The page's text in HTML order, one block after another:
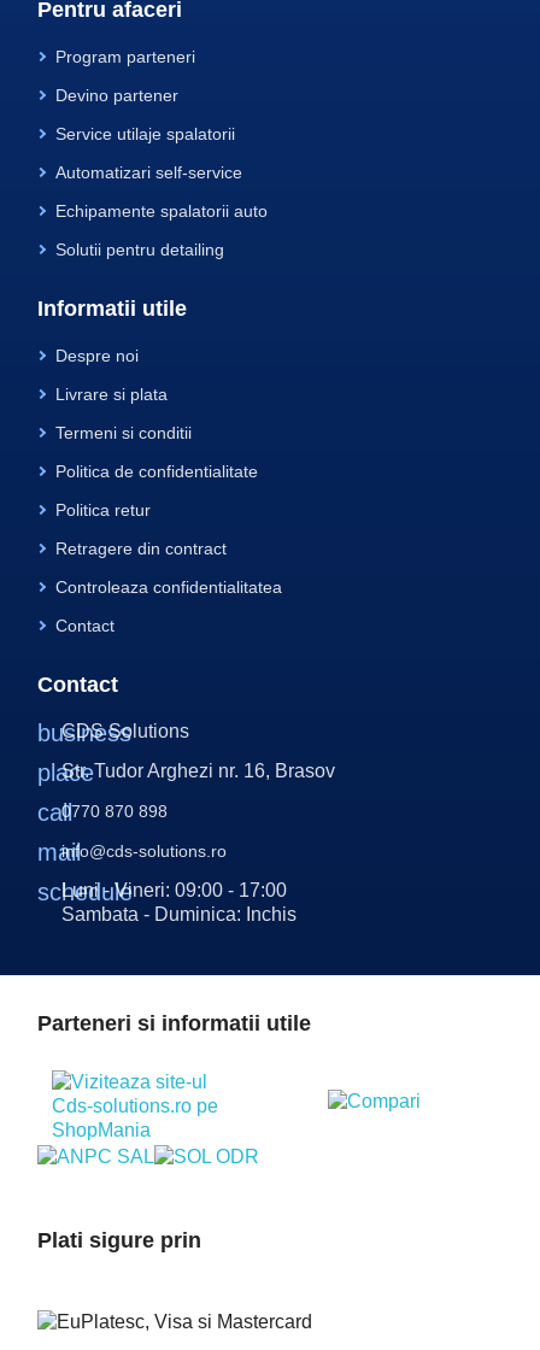
Pentru afaceri
Program parteneri
Devino partener
Service utilaje spalatorii
Automatizari self-service
Echipamente spalatorii auto
Solutii pentru detailing
Informatii utile
Despre noi
Livrare si plata
Termeni si conditii
Politica de confidentialitate
Politica retur
Retragere din contract
Controleaza confidentialitatea
Contact
Contact
business
CDS Solutions
place
Str. Tudor Arghezi nr. 16, Brasov
call0770 870 898
mailinfo@cds-solutions.ro
schedule
Luni - Vineri: 09:00 - 17:00
Sambata - Duminica: Inchis
Parteneri si informatii utile
Plati sigure prin